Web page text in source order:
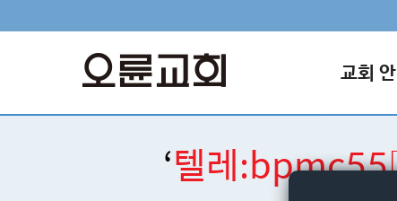
교회
‘텔레